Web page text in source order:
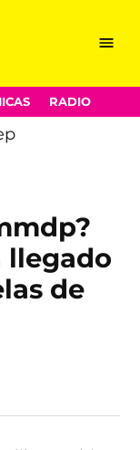
Menu
RADIO
llegado
de